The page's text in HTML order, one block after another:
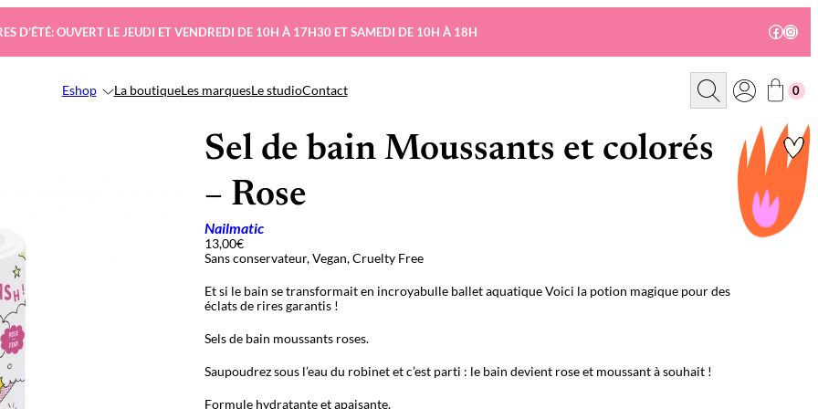
D’ÉTÉ: OUVERT LE JEUDI ET VENDREDI DE 10H À 17H30 ET SAMEDI DE 10H À 18H
Eshop La boutiqueLes marquesLe studioContact
R
c
e
r
0
Sel de bain Moussants et colorés
– Rose
Nailmatic
13,00€
Sans conservateur, Vegan, Cruelty Free
Et si le bain se transformait en incroyabulle ballet aquatique Voici la potion magique pour des
éclats de rires garantis !
Sels de bain moussants roses.
Saupoudrez sous l’eau du robinet et c’est parti : le bain devient rose et moussant à souhait !
Formule hydratante et apaisante.